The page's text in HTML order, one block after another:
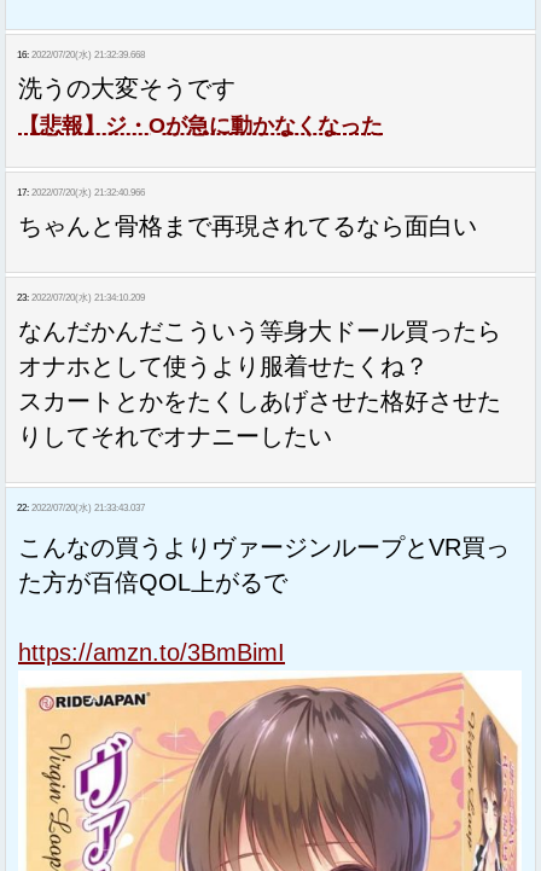
16: 2022/07/20(水) 21:32:39.668
洗うの大変そうです
【悲報】ジ・Oが急に動かなくなった
17: 2022/07/20(水) 21:32:40.966
ちゃんと骨格まで再現されてるなら面白い
23: 2022/07/20(水) 21:34:10.209
なんだかんだこういう等身大ドール買ったら
オナホとして使うより服着せたくね？
スカートとかをたくしあげさせた格好させた
りしてそれでオナニーしたい
22: 2022/07/20(水) 21:33:43.037
こんなの買うよりヴァージンループとVR買っ
た方が百倍QOL上がるで
https://amzn.to/3BmBimI